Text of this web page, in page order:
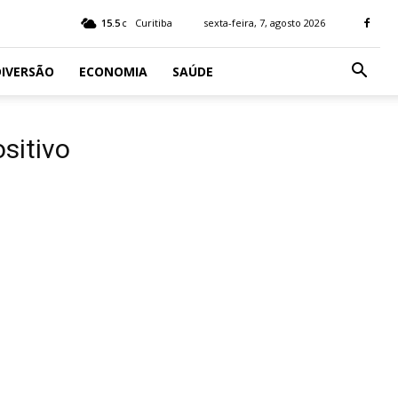
15.5 C Curitiba sexta-feira, 7, agosto 2026
ECONOMIA SAÚDE